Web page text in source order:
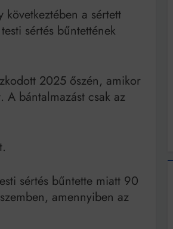
a sértett
sértés bűntettének
2025 őszén, amikor
A bántalmazást csak az
sértés bűntette miatt 90
amennyiben az